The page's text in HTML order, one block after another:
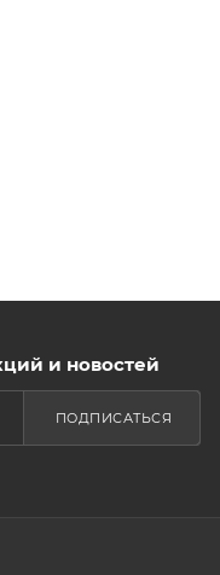
и новостей
ПОДПИСАТЬСЯ